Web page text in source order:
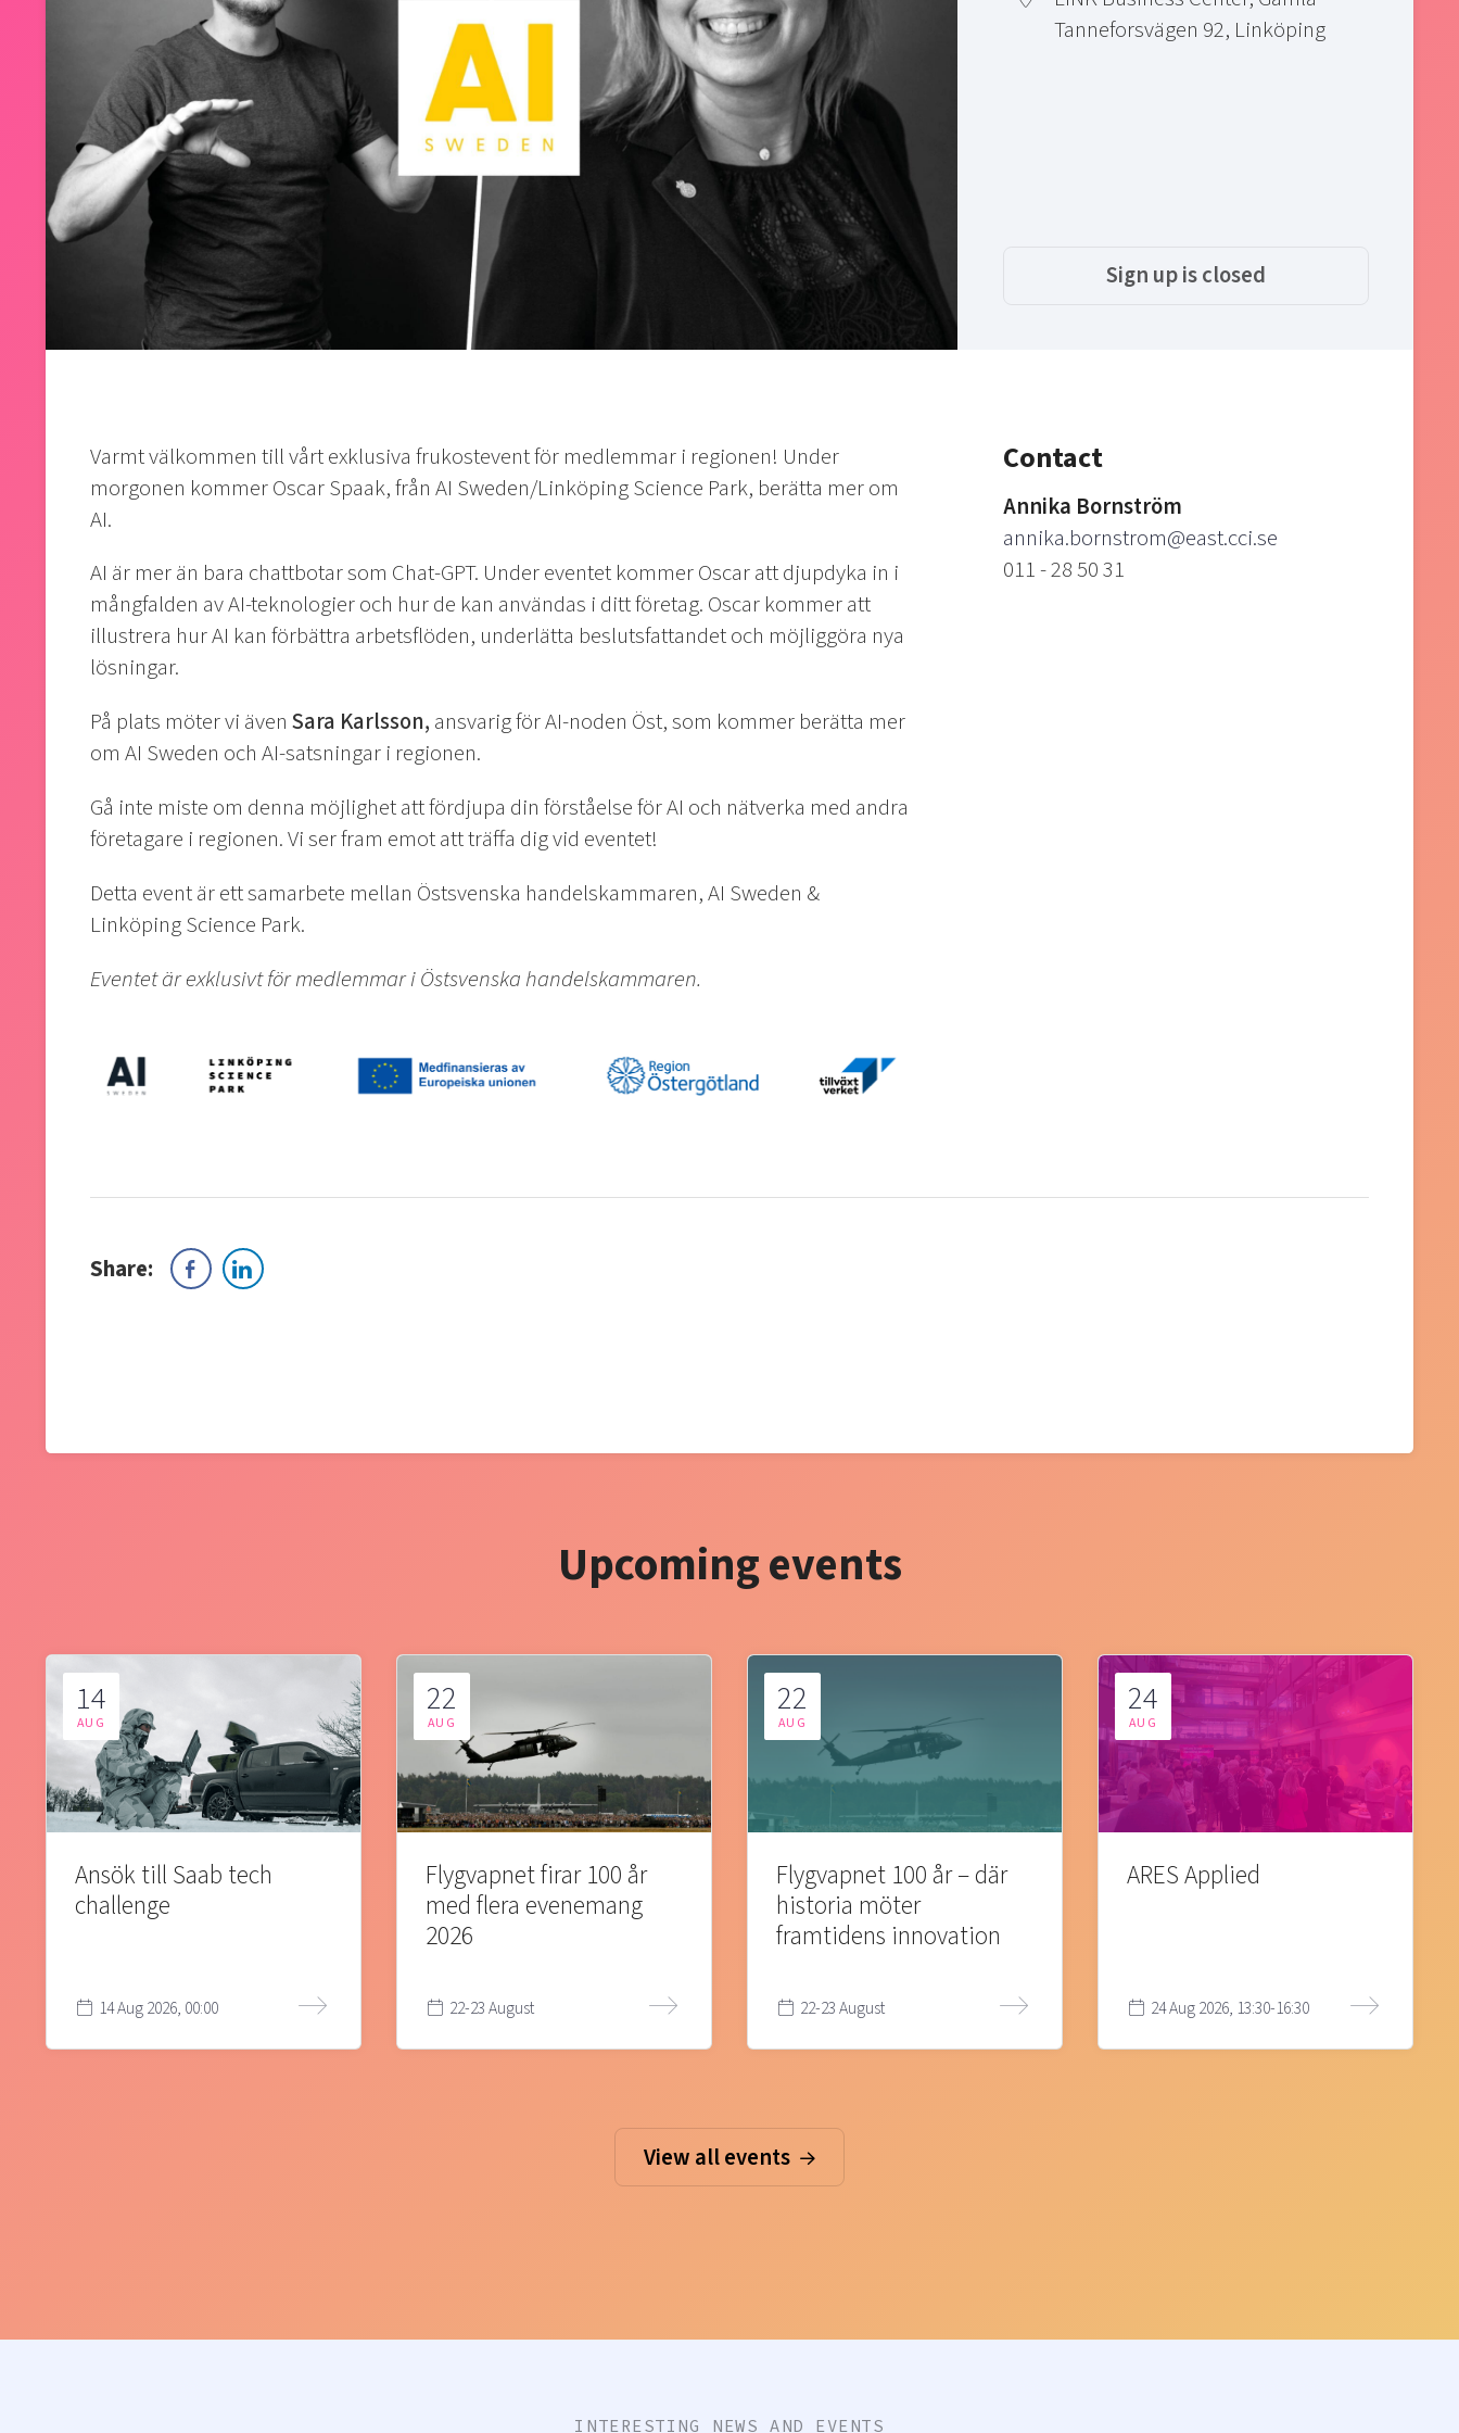
Tanneforsvägen 92, Linköping
Sign up is closed
Varmt välkommen till vårt exklusiva frukostevent för medlemmar i regionen! Under
morgonen kommer Oscar Spaak, från AI Sweden/Linköping Science Park, berätta mer om
AI.
AI är mer än bara chattbotar som Chat-GPT. Under eventet kommer Oscar att djupdyka in i
mångfalden av AI-teknologier och hur de kan användas i ditt företag. Oscar kommer att
illustrera hur AI kan förbättra arbetsflöden, underlätta beslutsfattandet och möjliggöra nya
lösningar.
På plats möter vi ävenSara Karlsson, ansvarig för AI-noden Öst, som kommer berätta mer
om AI Sweden och AI-satsningar i regionen.
Gå inte miste om denna möjlighet att fördjupa din förståelse för AI och nätverka med andra
företagare i regionen. Vi ser fram emot att träffa dig vid eventet!
Detta event är ett samarbete mellan Östsvenska handelskammaren, AI Sweden &
Linköping Science Park.
Eventet är exklusivt för medlemmar i Östsvenska handelskammaren.
Contact
Annika Bornström
annika.bornstrom@east.cci.se
011 - 28 50 31
Share:
Upcoming events
14
AUG
Ansök till Saab tech
challenge
14 Aug 2026, 00:00
22
AUG
Flygvapnet firar 100 år
med flera evenemang
2026
22-23 August
22
AUG
Flygvapnet 100 år – där
historia möter
framtidens innovation
22-23 August
24
AUG
ARES Applied
24 Aug 2026, 13:30-16:30
View all events
INTERESTING NEWS AND EVENTS